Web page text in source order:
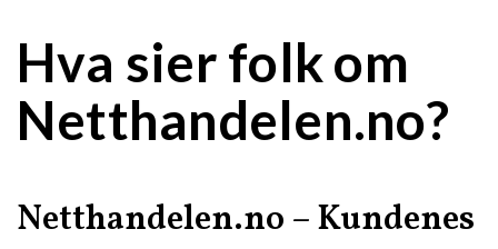
Hva sier folk om
Netthandelen.no?
Netthandelen.no – Kundenes